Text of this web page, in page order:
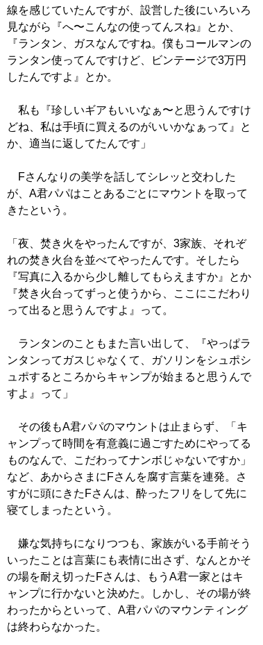
線を感じていたんですが、設営した後にいろいろ
見ながら『へ〜こんなの使ってんスね』とか、
『ランタン、ガスなんですね。僕もコールマンの
ランタン使ってんですけど、ビンテージで3万円
したんですよ』とか。
私も『珍しいギアもいいなぁ〜と思うんですけ
どね、私は手頃に買えるのがいいかなぁって』と
か、適当に返してたんです」
Fさんなりの美学を話してシレッと交わした
が、A君パパはことあるごとにマウントを取って
きたという。
「夜、焚き火をやったんですが、3家族、それぞ
れの焚き火台を並べてやったんです。そしたら
『写真に入るから少し離してもらえますか』とか
『焚き火台ってずっと使うから、ここにこだわり
って出ると思うんですよ』って。
ランタンのこともまた言い出して、『やっぱラ
ンタンってガスじゃなくて、ガソリンをシュポシ
ュポするところからキャンプが始まると思うんで
すよ』って」
その後もA君パパのマウントは止まらず、「キ
ャンプって時間を有意義に過ごすためにやってる
ものなんで、こだわってナンボじゃないですか」
など、あからさまにFさんを腐す言葉を連発。さ
すがに頭にきたFさんは、酔ったフリをして先に
寝てしまったという。
嫌な気持ちになりつつも、家族がいる手前そう
いったことは言葉にも表情に出さず、なんとかそ
の場を耐え切ったFさんは、もうA君一家とはキ
ャンプに行かないと決めた。しかし、その場が終
わったからといって、A君パパのマウンティング
は終わらなかった。